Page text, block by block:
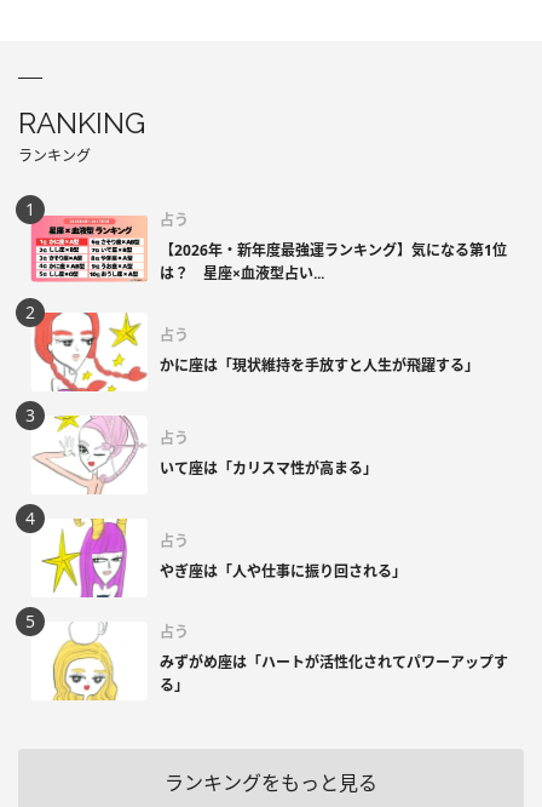
RANKING
ランキング
占う
【2026年・新年度最強運ランキング】気になる第1位
は？ 星座×血液型占い...
占う
かに座は「現状維持を手放すと人生が飛躍する」
占う
いて座は「カリスマ性が高まる」
占う
やぎ座は「人や仕事に振り回される」
占う
みずがめ座は「ハートが活性化されてパワーアップす
る」
ランキングをもっと見る